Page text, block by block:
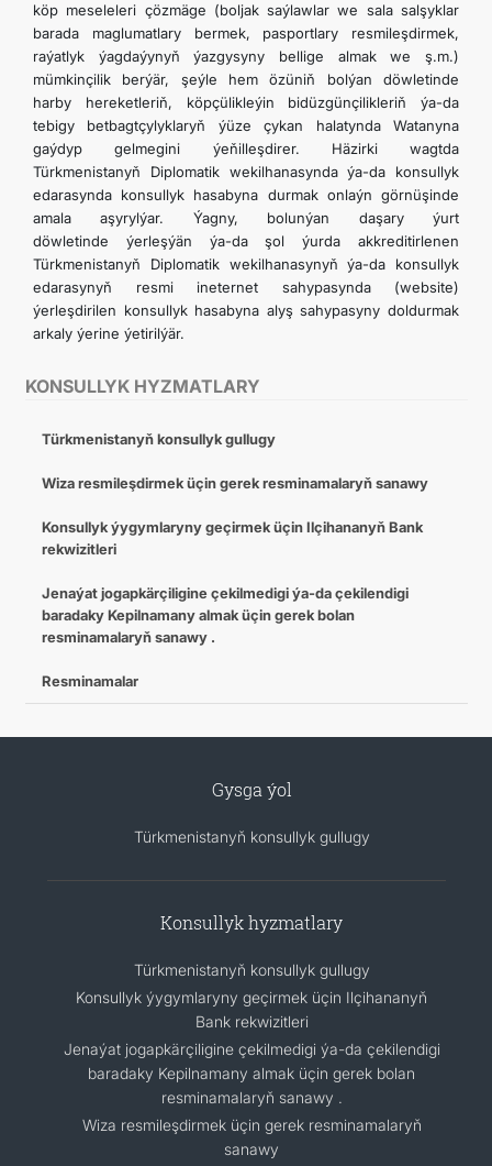
KONSULLYK HYZMATLARY
Türkmenistanyň konsullyk gullugy
Wiza resmileşdirmek üçin gerek resminamalaryň sanawy
Konsullyk ýygymlaryny geçirmek üçin Ilçihananyň Bank
rekwizitleri
Jenaýat jogapkärçiligine çekilmedigi ýa-da çekilendigi
baradaky Kepilnamany almak üçin gerek bolan
resminamalaryň sanawy .
Resminamalar
köp meseleleri çözmäge (boljak saýlawlar we sala salşyklar
barada maglumatlary bermek, pasportlary resmileşdirmek,
raýatlyk ýagdaýynyň ýazgysyny bellige almak we ş.m.)
mümkinçilik berýär, şeýle hem özüniň bolýan döwletinde
harby hereketleriň, köpçülikleýin bidüzgünçilikleriň ýa-da
tebigy betbagtçylyklaryň ýüze çykan halatynda Watanyna
gaýdyp gelmegini ýeňilleşdirer. Häzirki wagtda
Türkmenistanyň Diplomatik wekilhanasynda ýa-da konsullyk
edarasynda konsullyk hasabyna durmak onlaýn görnüşinde
amala aşyrylýar. Ýagny, bolunýan daşary ýurt
döwletinde ýerleşýän ýa-da şol ýurda akkreditirlenen
Türkmenistanyň Diplomatik wekilhanasynyň ýa-da konsullyk
edarasynyň resmi ineternet sahypasynda (website)
ýerleşdirilen konsullyk hasabyna alyş sahypasyny doldurmak
arkaly ýerine ýetirilýär.
Gysga ýol
Türkmenistanyň konsullyk gullugy
Konsullyk hyzmatlary
Türkmenistanyň konsullyk gullugy
Konsullyk ýygymlaryny geçirmek üçin Ilçihananyň
Bank rekwizitleri
Jenaýat jogapkärçiligine çekilmedigi ýa-da çekilendigi
baradaky Kepilnamany almak üçin gerek bolan
resminamalaryň sanawy .
Wiza resmileşdirmek üçin gerek resminamalaryň
sanawy